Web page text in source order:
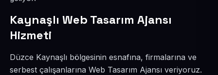
Kaynaşlı Web Tasarım Ajansı
Hizmeti
Düzce Kaynaşlı bölgesinin esnafına, firmalarına ve
serbest çalışanlarına Web Tasarım Ajansı veriyoruz.